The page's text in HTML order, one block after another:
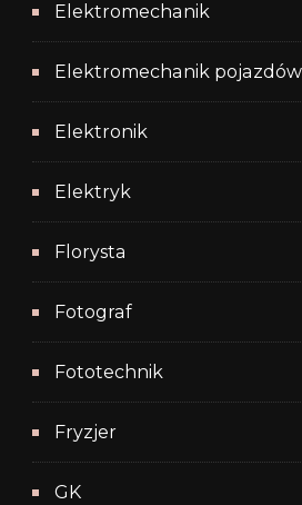
Elektromechanik
Elektromechanik
Elektronik
Elektryk
Florysta
Fotograf
Fototechnik
Fryzjer
GK